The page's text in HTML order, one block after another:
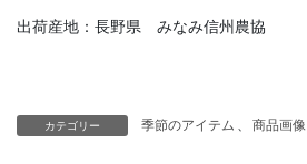
出荷産地：長野県 みなみ信州農協
カテゴリー 季節のアイテム 、 商品画像